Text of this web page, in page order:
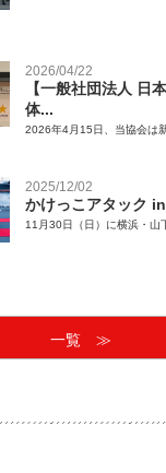
2026/04/22
【一般社団法人 日
体...
2026年4月15日、当協会は
2025/12/02
かけっこアタック
11月30日（日）に横浜・山
一覧 ≫